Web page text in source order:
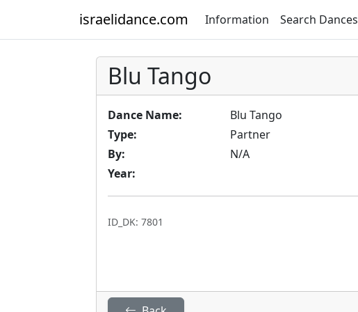
israelidance.com Information Search Dances
Blu Tango
Dance Name:
Blu Tango
Type:
Partner
By:
N/A
Year:
ID_DK: 7801